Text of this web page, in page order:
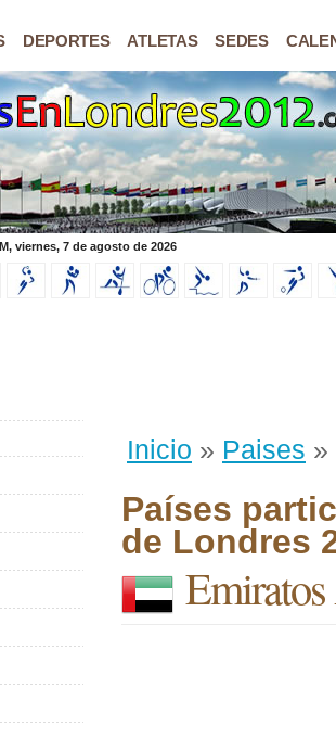
DEPORTES ATLETAS SEDES
viernes, 7 de agosto de 2026
Inicio » Paises »
Países
de Londres